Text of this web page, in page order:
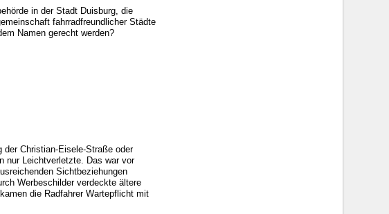
in der Stadt Duisburg, die
fahrradfreundlicher Städte
Namen gerecht werden?
der Christian-Eisele-Straße oder
nur Leichtverletzte. Das war vor
Sichtbeziehungen
Werbeschilder verdeckte ältere
die Radfahrer Wartepflicht mit